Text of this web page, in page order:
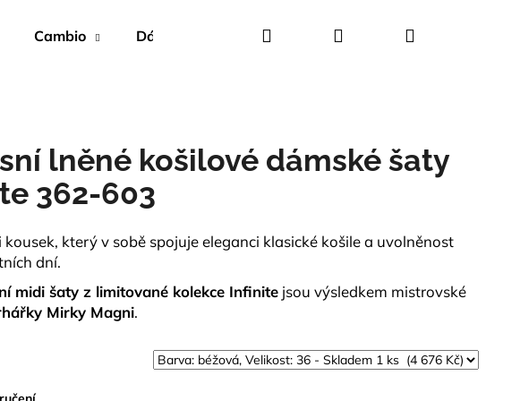
Cambio Dárkové poukazy Creenstone
Hledat PřihlášeníNákupní
lněné košilové dámské šaty
362-603
kousek, který v sobě spojuje eleganci klasické košile a uvolněnost
dní.
midi šaty z limitované kolekce Infinite jsou výsledkem mistrovské
Mirky Magni.